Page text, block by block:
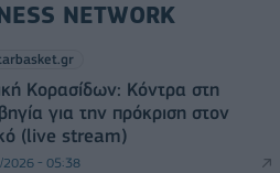
NETWORK
Κορασίδων: Κόντρα στη
για την πρόκριση στον
(live stream)
2026 - 05:38